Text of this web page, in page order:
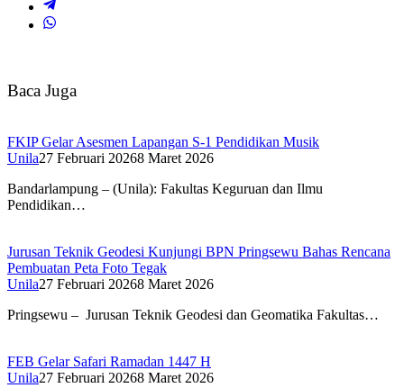
Baca Juga
FKIP Gelar Asesmen Lapangan S-1 Pendidikan Musik
Unila27 Februari 20268 Maret 2026
Bandarlampung – (Unila): Fakultas Keguruan dan Ilmu
Pendidikan…
Jurusan Teknik Geodesi Kunjungi BPN Pringsewu Bahas Rencana
Pembuatan Peta Foto Tegak
Unila27 Februari 20268 Maret 2026
Pringsewu – Jurusan Teknik Geodesi dan Geomatika Fakultas…
FEB Gelar Safari Ramadan 1447 H
Unila27 Februari 20268 Maret 2026